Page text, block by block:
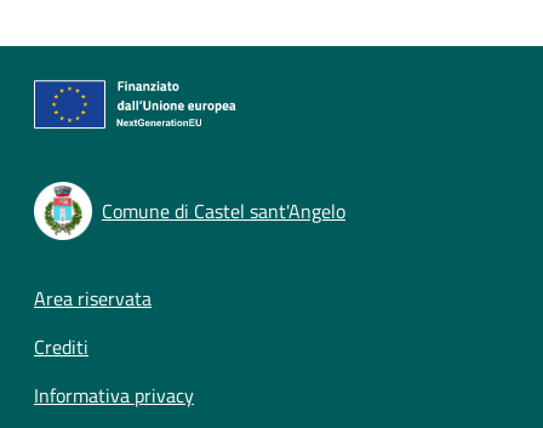
Comune di Castel sant'Angelo
Footer menu
Area riservata
Crediti
Informativa privacy